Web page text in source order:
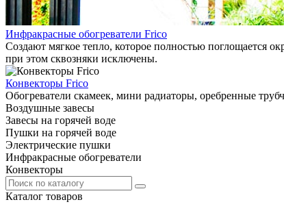
Инфракрасные обогреватели Frico
Создают мягкое тепло, которое полностью поглощается
при этом сквозняки исключены.
Конвекторы Frico
Обогреватели скамеек, мини радиаторы, оребренные
Воздушные завесы
Завесы на горячей воде
Пушки на горячей воде
Электрические пушки
Инфракрасные обогреватели
Конвекторы
Каталог товаров